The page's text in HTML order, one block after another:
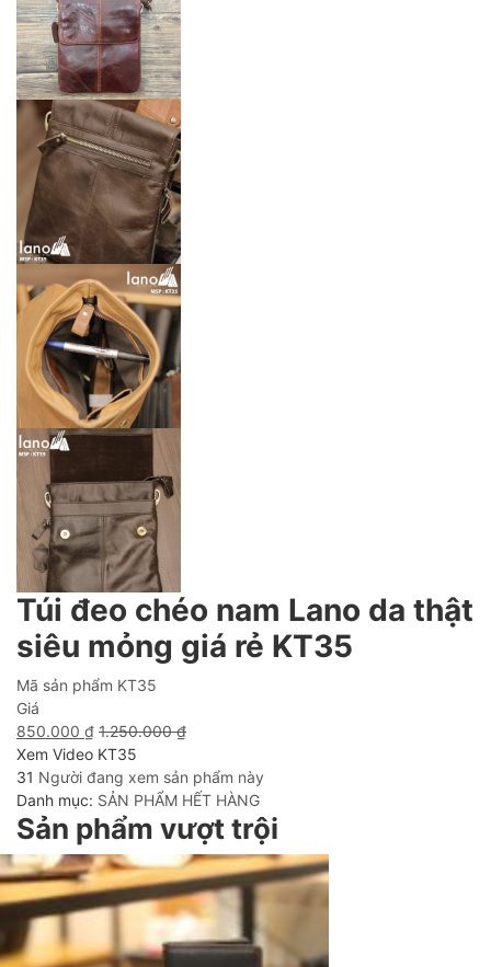
Túi đeo chéo nam Lano da thật
siêu mỏng giá rẻ KT35
Mã sản phẩm KT35
Giá
850.000 ₫ 1.250.000₫
Xem Video KT35
31 Người đang xem sản phẩm này
Danh mục: SẢN PHẨM HẾT HÀNG
Sản phẩm vượt trội